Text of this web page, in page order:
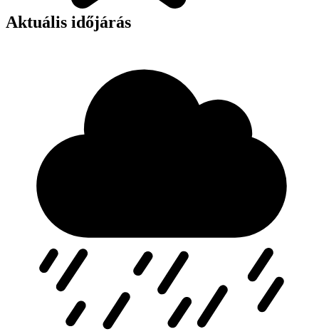
Aktuális időjárás